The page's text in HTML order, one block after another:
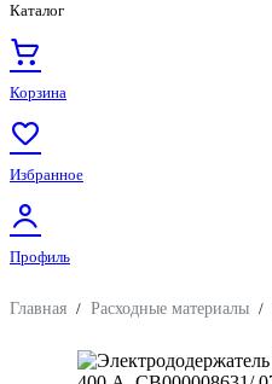
Каталог
Корзина
Избранное
Профиль
Главная / Расходные материалы /